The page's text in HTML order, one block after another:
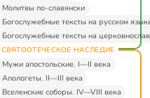
Молитвы по-славянски
Богослужебные тексты на русском
Богослужебные тексты на
СВЯТООТЕЧЕСКОЕ НАСЛЕДИЕ
Мужи апостольские. I—II века
Апологеты. II—III века
Вселенские соборы. IV—VIII века